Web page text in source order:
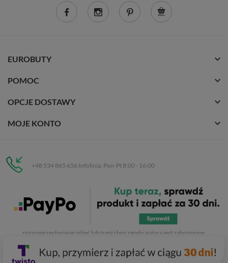
EUROBUTY
POMOC
OPCJE DOSTAWY
MOJE KONTO
+48 534 865 656 Infolinia: Pon-Pt 8:00 - 16:00
C.H. Respan, Rejtana 53a/250
35-326 Rzeszów
. Kopiowanie, przetwarzanie,
rozpowszechnianie zdjęć lub treści bez zgody autora jest zabronione.